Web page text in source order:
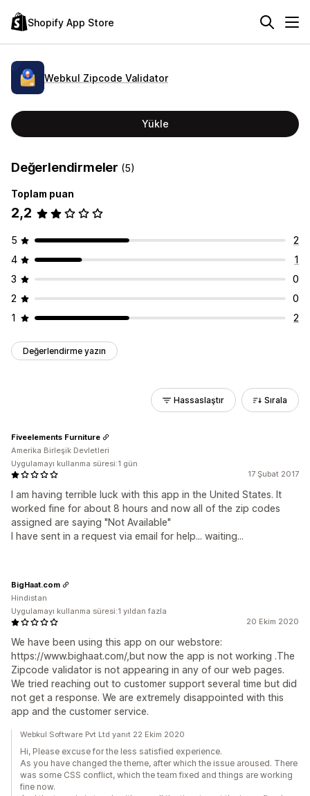
Shopify App Store
Webkul Zipcode Validator
Yükle
Değerlendirmeler (5)
Toplam puan
2,2
5
2
4
1
3
0
2
0
1
2
Değerlendirme yazın
Hassaslaştır Sırala
17 Şubat 2017
I am having terrible luck with this app in the United States. It
worked fine for about 8 hours and now all of the zip codes
assigned are saying "Not Available"
I have sent in a request via email for help... waiting...
Fiveelements Furniture
Amerika Birleşik Devletleri
Uygulamayı kullanma süresi:1 gün
20 Ekim 2020
We have been using this app on our webstore:
https://www.bighaat.com/,but now the app is not working .The
Zipcode validator is not appearing in any of our web pages.
We tried reaching out to customer support several time but did
not get a response. We are extremely disappointed with this
app and the customer service.
BigHaat.com
Hindistan
Uygulamayı kullanma süresi:1 yıldan fazla
Webkul Software Pvt Ltd yanıt 22 Ekim 2020
Hi, Please excuse for the less satisfied experience.
As you have changed the theme, after which the issue aroused. There
was some CSS conflict, which the team fixed and things are working
fine now.